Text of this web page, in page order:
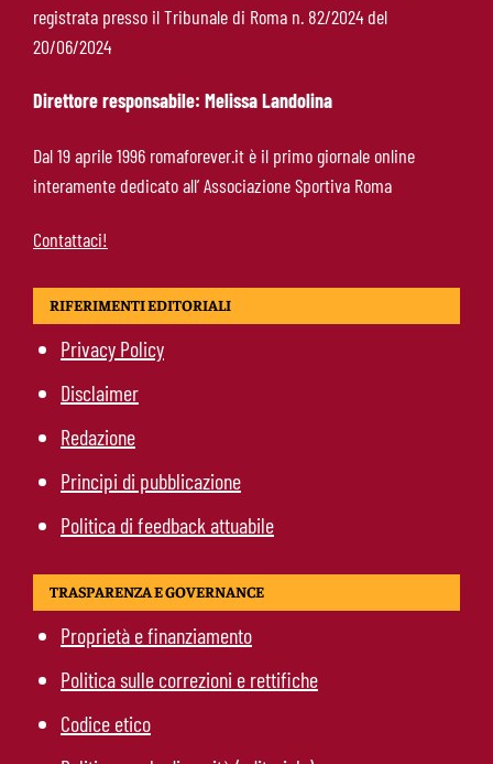
Molina-Roma, arrivo oggi: il passaporto può
sbloccare un altro colpo
registrata presso il Tribunale di Roma n. 82/2024 del
20/06/2024
Direttore responsabile: Melissa Landolina
Dal 19 aprile 1996 romaforever.it è il primo giornale online
interamente dedicato all’ Associazione Sportiva Roma
Contattaci!
RIFERIMENTI EDITORIALI
Privacy Policy
Disclaimer
Redazione
Principi di pubblicazione
Politica di feedback attuabile
TRASPARENZA E GOVERNANCE
Proprietà e finanziamento
Politica sulle correzioni e rettifiche
Codice etico